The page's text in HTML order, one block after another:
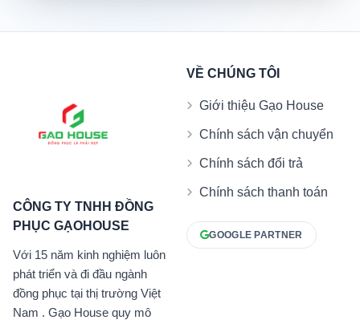
CÔNG TY TNHH ĐỒNG
PHỤC GẠOHOUSE
Với 15 năm kinh nghiệm luôn
phát triển và đi đầu ngành
đồng phục tại thị trường Việt
Nam . Gạo House quy mô
VỀ CHÚNG TÔI
Giới thiệu Gạo House
Chính sách vận chuyển
Chính sách đổi trả
Chính sách thanh toán
GOOGLE PARTNER